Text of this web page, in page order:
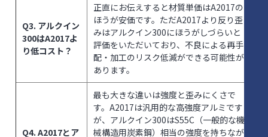
Q3. アルクイン
300はA2017よ
り低コスト？
正直にお伝えすると材質単価はA2017の
ほうが安価です。ただA2017より反り歪
みはアルクイン300にほうがしづらいと
評価をいただいており、不良による再手
配・加工のリスク低減ができる可能性が
あります。
Q4. A2017とア
最も大きな違いは強度と歪みにくさで
す。A2017は汎用的な高強度アルミです
が、アルクイン300はS55C（一般的な機
械構造用炭素鋼）相当の強度を持ちなが